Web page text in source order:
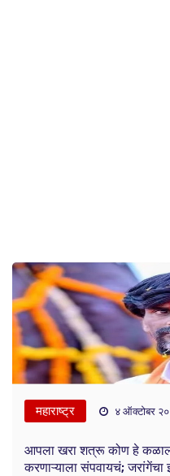
महाराष्ट्र ४ ऑक्टोबर
आपला खरा शत्रू कोण हे कळालं,
करणाऱ्याला संपवायचं; जरांगेंचा